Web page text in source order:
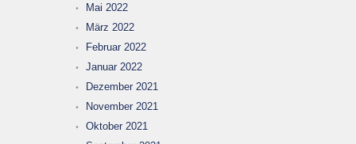
Mai 2022
März 2022
Februar 2022
Januar 2022
Dezember 2021
November 2021
Oktober 2021